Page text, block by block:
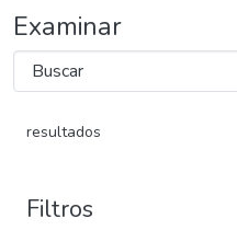
Examinar
resultados
Filtros